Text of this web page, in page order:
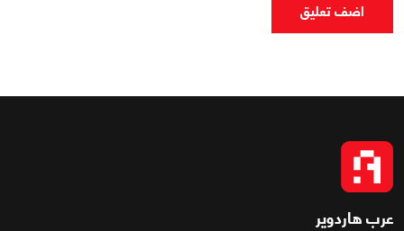
اضف تعليق
عرب هاردوير